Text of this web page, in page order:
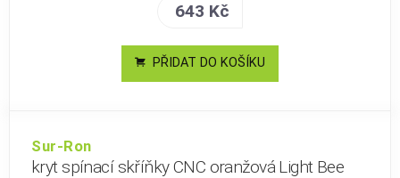
643 Kč
PŘIDAT DO KOŠÍKU
Sur-Ron
kryt spínací skříňky CNC oranžová Light Bee